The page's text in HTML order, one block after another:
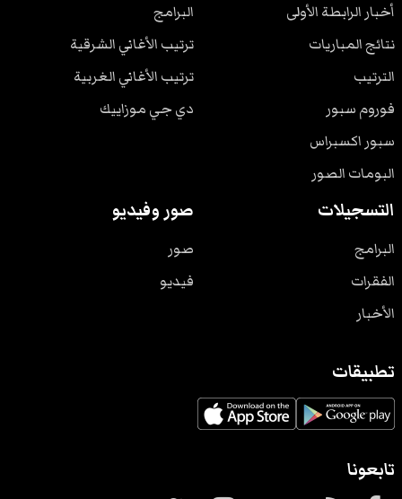
أخبار الرابطة الأولى
نتائج المباريات
الترتيب
فوروم سبور
سبور اكسبراس
البومات الصور
البرامج
ترتيب الأغاني الشرقية
ترتيب الأغاني الغربية
دي جي موزاييك
التسجيلات
البرامج
الفقرات
الأخبار
صور وفيديو
صور
فيديو
تطبيقات
تابعونا